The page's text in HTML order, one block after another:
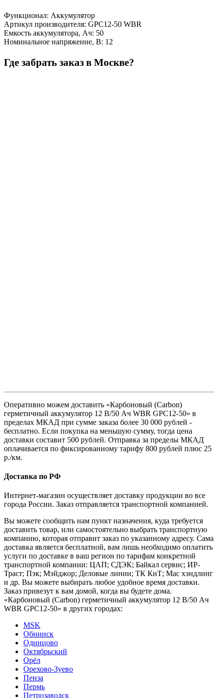
Функционал: Аккумулятор
Артикул производителя: GPC12-50 WBR
Емкость аккумулятора, Ач: 50
Номинальное напряжение, В: 12
Где забрать заказ в Москве?
Оперативно можем доставить «Карбоновый (Carbon)
герметичный аккумулятор 12 В/50 Ач WBR GPC12-50» в
пределах МКАД при сумме заказа более 30 000 рублей -
бесплатно. Если покупка на меньшую сумму, тогда цена
доставки составит 500 рублей. Отправка за пределы МКАД
оплачивается по фиксированному тарифу 800 рублей плюс 25
р./км.
Доставка по РФ
Интернет-магазин осуществляет доставку продукции во все
города России. Заказ отправляется транспортной компанией.
Вы можете сообщить нам пункт назначения, куда требуется
доставить товар, или самостоятельно выбрать транспортную
компанию, которая отправит заказ по указанному адресу. Сама
доставка является бесплатной, вам лишь необходимо оплатить
услуги по доставке в ваш регион по тарифам конкретной
транспортной компании: ЦАП; СДЭК; Байкал сервис; ИР-
Траст; Пэк; Мэйджор; Деловые линии; ТК КиТ; Мас хэндлинг
и др. Вы можете выбирать любое удобное время доставки.
Заказ привезут к вам домой, когда вы будете дома.
«Карбоновый (Carbon) герметичный аккумулятор 12 В/50 Ач
WBR GPC12-50» в других городах:
MSK
Обнинск
Одинцово
Октябрьский
Орёл
Орехово-Зуево
Пенза
Пермь
Петрозаводск